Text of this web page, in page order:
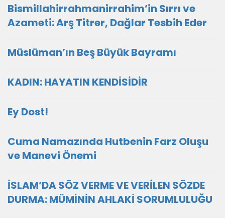
Bismillahirrahmanirrahim’in Sırrı ve
Azameti: Arş Titrer, Dağlar Tesbih Eder
Müslüman’ın Beş Büyük Bayramı
KADIN: HAYATIN KENDİSİDİR
Ey Dost!
Cuma Namazında Hutbenin Farz Oluşu
ve Manevi Önemi
İSLAM’DA SÖZ VERME VE VERİLEN SÖZDE
DURMA: MÜMİNİN AHLAKİ SORUMLULUĞU